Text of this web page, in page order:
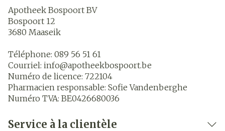
Apotheek Bospoort BV
Bospoort 12
3680 Maaseik
Téléphone: 089 56 51 61
Courriel: info@apotheekbospoort.be
Numéro de licence: 722104
Pharmacien responsable: Sofie Vandenberghe
Numéro TVA: BE0426680036
Service à la clientèle